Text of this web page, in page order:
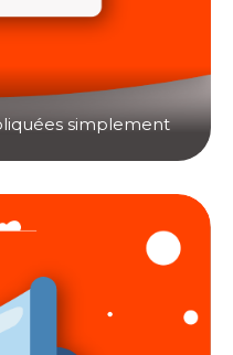
simplement